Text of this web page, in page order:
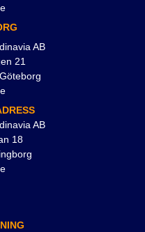
AB
21
AB
18